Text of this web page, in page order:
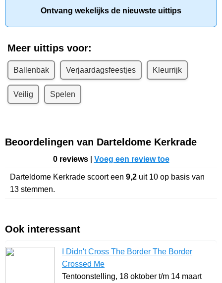
Ontvang wekelijks de nieuwste uittips
Meer uittips voor:
Ballenbak Verjaardagsfeestjes Kleurrijk
Veilig Spelen
Beoordelingen van Darteldome Kerkrade
0 reviews| Voeg een review toe
Darteldome Kerkrade scoort een 9,2 uit 10 op basis van
13 stemmen.
Ook interessant
I Didn't Cross The Border The Border
Crossed Me
Tentoonstelling, 18 oktober t/m 14 maart